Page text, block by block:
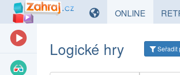
ONLINE HRY
Logické hry Seřadit